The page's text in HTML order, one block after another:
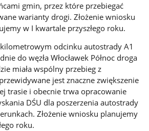
gmin, przez które przebiegać
warianty drogi. Złożenie wniosku
w I kwartale przyszłego roku.
odcinku autostrady A1
do węzła Włocławek Północ droga
miała wspólny przebieg z
jest znaczne zwiększenie
trasie i obecnie trwa opracowanie
DŚU dla poszerzenia autostrady
Złożenie wniosku planujemy
roku.